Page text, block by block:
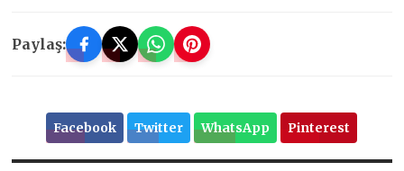
Paylaş:
Facebook Twitter WhatsApp Pinterest